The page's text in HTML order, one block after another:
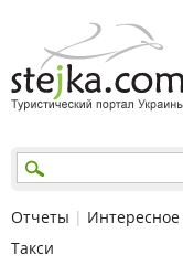
Отчеты | Интересное
Такси